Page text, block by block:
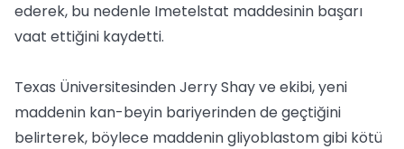
ederek, bu nedenle Imetelstat maddesinin başarı
vaat ettiğini kaydetti.
Texas Üniversitesinden Jerry Shay ve ekibi, yeni
maddenin kan-beyin bariyerinden de geçtiğini
belirterek, böylece maddenin gliyoblastom gibi kötü